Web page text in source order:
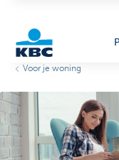
Voor je woning